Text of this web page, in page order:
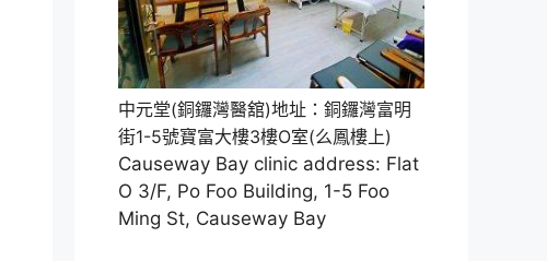
中元堂(銅鑼灣醫舘)地址：銅鑼灣富明
街1-5號寶富大樓3樓O室(么鳳樓上)
Causeway Bay clinic address: Flat
O 3/F, Po Foo Building, 1-5 Foo
Ming St, Causeway Bay